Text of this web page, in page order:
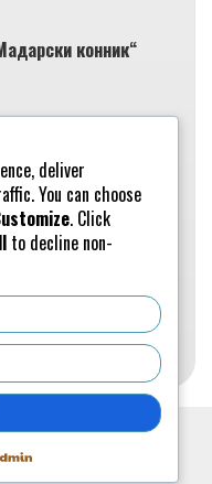
конник“
ID номерата на
транзакцията.
@aicragellebasi
deliver
You can choose
. Click
to decline non-